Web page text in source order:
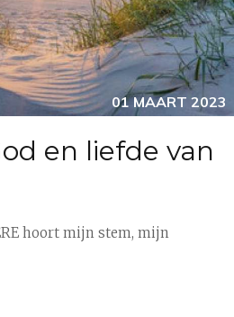
01 MAART 2023
en liefde van
hoort mijn stem, mijn